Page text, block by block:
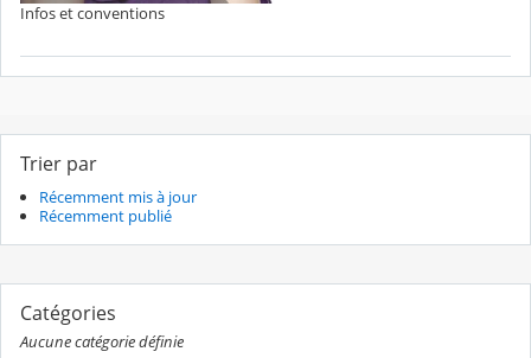
Infos et conventions
Trier par
Récemment mis à jour
Récemment publié
Catégories
Aucune catégorie définie